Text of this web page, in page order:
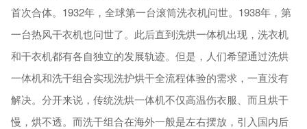
首次合体。1932年，全球第一台滚筒洗衣机问世。1938年，第
一台热风干衣机也问世了。此后直到洗烘一体机出现，洗衣机
和干衣机都有各自独立的发展轨迹。但是，人们希望通过洗烘
一体机和洗干组合实现洗护烘干全流程体验的需求，一直没有
解决。分开来说，传统洗烘一体机不仅高温伤衣服、而且烘干
慢，烘不透。而洗干组合在海外一般是左右摆放，引入国内后